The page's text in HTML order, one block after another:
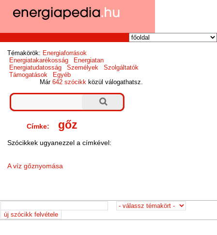
Témakörök: Energiaforrások
Energiatakarékosság
Energiatan
Energiatudatosság
Személyek
Szolgáltatók
Támogatások
Egyéb
Már642 szócikk közül válogathatsz.
Címke: gőz
Szócikkek ugyanezzel a címkével:
A víz gőznyomása